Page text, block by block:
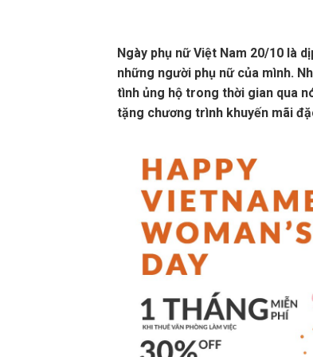
Ngày phụ nữ Việt Nam 20/10 là
những người phụ nữ của mình.
tình ủng hộ trong thời gian qua
tặng chương trình khuyến mãi